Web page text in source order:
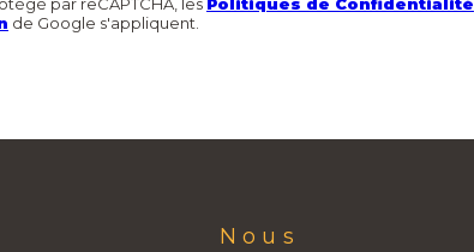
par reCAPTCHA, les Politiques de Confidentialité
de Google s'appliquent.
Nous